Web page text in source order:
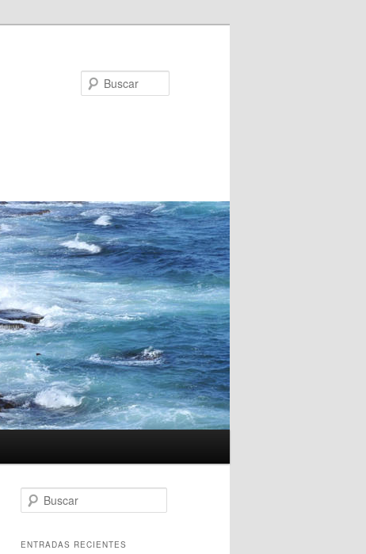
u
c
ENTRADAS RECIENTES